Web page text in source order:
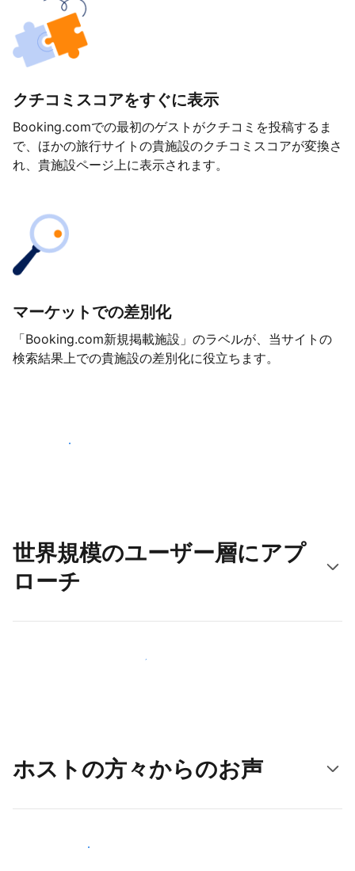
クチコミスコアをすぐに表示
Booking.comでの最初のゲストがクチコミを投稿するま
で、ほかの旅行サイトの貴施設のクチコミスコアが変換さ
れ、貴施設ページ上に表示されます。
マーケットでの差別化
「Booking.com新規掲載施設」のラベルが、当サイトの
検索結果上での貴施設の差別化に役立ちます。
さっそく始める
世界規模のユーザー層にアプ
ローチ
新しいユーザー層に今すぐアプローチする
ホストの方々からのお声
ホストとして登録する